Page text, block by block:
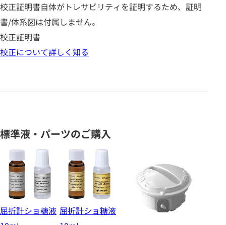
校正証明書自体がトレサビリティを証明するため、証明
書/体系図は付属しません。
校正証明書
校正について詳しく知る
標準液・パーツのご購入
屈折計ショ糖液 屈折計ショ糖液